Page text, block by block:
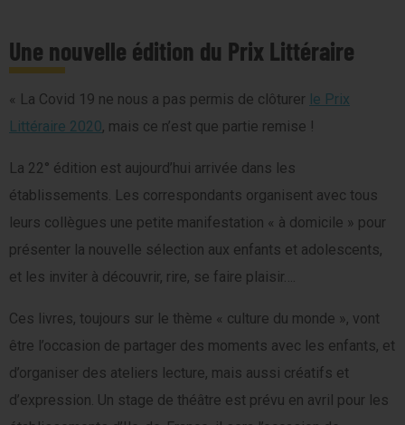
Une nouvelle édition du Prix Littéraire
« La Covid 19 ne nous a pas permis de clôturer le Prix
Littéraire 2020, mais ce n’est que partie remise !
La 22° édition est aujourd’hui arrivée dans les
établissements. Les correspondants organisent avec tous
leurs collègues une petite manifestation « à domicile » pour
présenter la nouvelle sélection aux enfants et adolescents,
et les inviter à découvrir, rire, se faire plaisir….
Ces livres, toujours sur le thème « culture du monde », vont
être l’occasion de partager des moments avec les enfants, et
d’organiser des ateliers lecture, mais aussi créatifs et
d’expression. Un stage de théâtre est prévu en avril pour les